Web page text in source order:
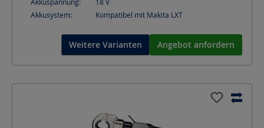
Akkusystem:
Kompatibel mit Makita LXT
Weitere Varianten Angebot anfordern